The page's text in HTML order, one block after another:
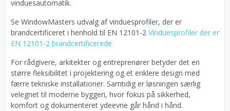
vinduesautomatik.
Se WindowMasters udvalg af vinduesprofiler, der er
brandcertificeret i henhold til EN 12101-2 Vinduesprofiler der er
EN 12101-2 brandcertificerede
For rådgivere, arkitekter og entreprenører betyder det en
større fleksibilitet i projektering og et enklere design med
færre tekniske installationer. Samtidig er løsningen særlig
velegnet til moderne byggeri, hvor fokus på sikkerhed,
komfort og dokumenteret ydeevne går hånd i hånd.